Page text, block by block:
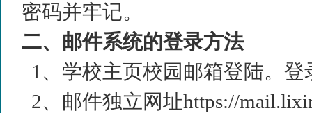
密码并牢记。
二、邮件系统的登录方法
1 、学校主页校园邮箱登陆。登
2、邮件独立网址https://